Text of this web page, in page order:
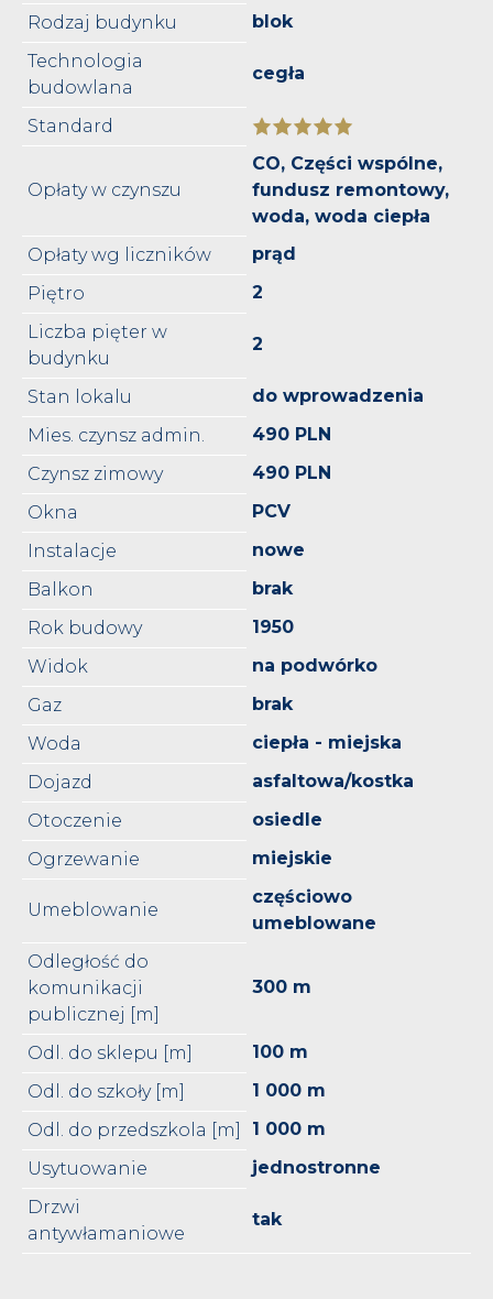
Rodzaj budynku
blok
Technologia
budowlana
cegła
Standard
Opłaty w czynszu
CO, Części wspólne,
fundusz remontowy,
woda, woda ciepła
Opłaty wg liczników
prąd
Piętro
2
Liczba pięter w
budynku
2
Stan lokalu
do wprowadzenia
Mies. czynsz admin.
490 PLN
Czynsz zimowy
490 PLN
Okna
PCV
Instalacje
nowe
Balkon
brak
Rok budowy
1950
Widok
na podwórko
Gaz
brak
Woda
ciepła - miejska
Dojazd
asfaltowa/kostka
Otoczenie
osiedle
Ogrzewanie
miejskie
Umeblowanie
częściowo
umeblowane
Odległość do
komunikacji
publicznej [m]
300 m
Odl. do sklepu [m]
100 m
Odl. do szkoły [m]
1 000 m
Odl. do przedszkola [m]
1 000 m
Usytuowanie
jednostronne
Drzwi
antywłamaniowe
tak